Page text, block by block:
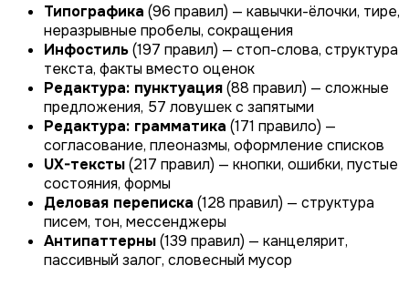
Типографика (96 правил) — кавычки-ёлочки, тире,
неразрывные пробелы, сокращения
Инфостиль(197 правил) — стоп-слова, структура
текста, факты вместо оценок
Редактура: пунктуация(88 правил) — сложные
предложения, 57 ловушек с запятыми
Редактура: грамматика (171 правило) —
согласование, плеоназмы, оформление списков
UX-тексты(217 правил) — кнопки, ошибки, пустые
состояния, формы
Деловая переписка (128 правил) — структура
писем, тон, мессенджеры
Антипаттерны(139 правил) — канцелярит,
пассивный залог, словесный мусор